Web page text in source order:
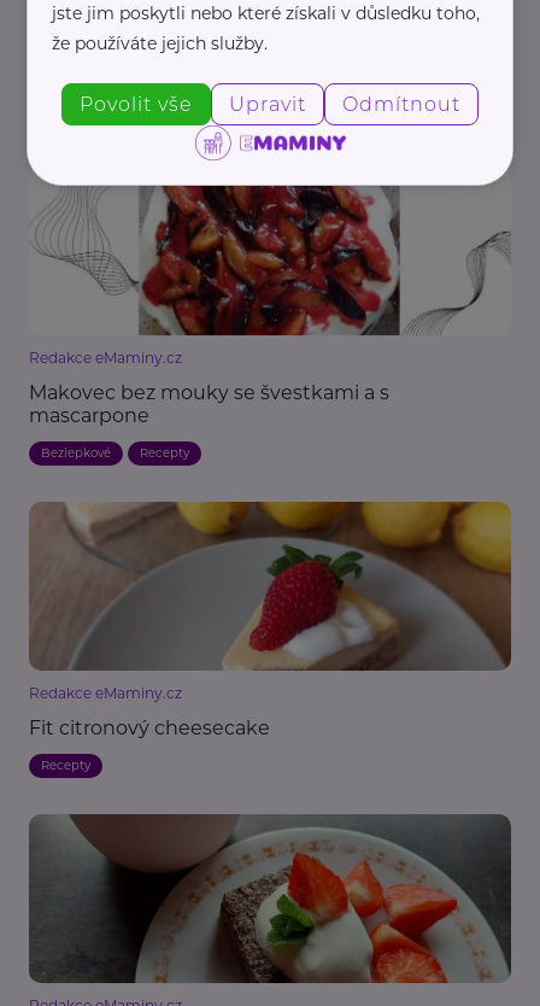
Redakce eMaminy.cz
Fit Marokánky: Povánoční mlsání bez výčitek
Recepty
Redakce eMaminy.cz
Makovec bez mouky se švestkami a s
mascarpone
Bezlepkové Recepty
Redakce eMaminy.cz
Fit citronový cheesecake
Recepty
jste jim poskytli nebo které získali v důsledku toho,
že používáte jejich služby.
Povolit vše Upravit Odmítnout